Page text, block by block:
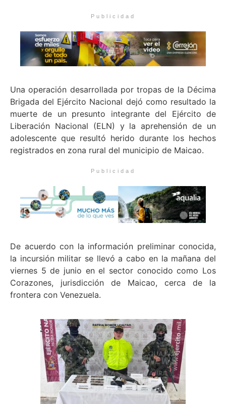
Publicidad
Una operación desarrollada por tropas de la Décima
Brigada del Ejército Nacional dejó como resultado la
muerte de un presunto integrante del Ejército de
Liberación Nacional (ELN) y la aprehensión de un
adolescente que resultó herido durante los hechos
registrados en zona rural del municipio de Maicao.
Publicidad
De acuerdo con la información preliminar conocida,
la incursión militar se llevó a cabo en la mañana del
viernes 5 de junio en el sector conocido como Los
Corazones, jurisdicción de Maicao, cerca de la
frontera con Venezuela.